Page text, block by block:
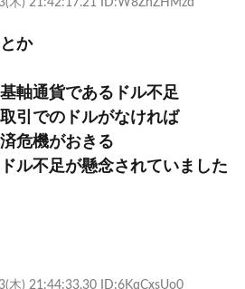
木) 21:42:17.21 ID:W8ZnZHMzd
か
軸通貨であるドル不足
引でのドルがなければ
危機がおきる
ル不足が懸念されていました
木) 21:44:33.30 ID:6KqCxsUo0